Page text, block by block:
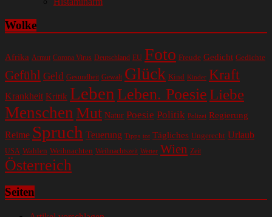
Wolke
Afrika Armut Corona Virus Deutschland EU Foto Freude Gedicht Gedichte
Gefühl Geld Gesundheit Gewalt Glück Kind Kinder Kraft
Krankheit Kritik Leben Leben. Poesie Liebe
Menschen Mut Natur Poesie Politik Polizei Regierung
Reime Spruch Teuerung Tipps tot Tägliches Ungerecht Urlaub
USA Wahlen Weihnachten Weihnachtszeit Wetter Wien Zeit
Österreich
Seiten